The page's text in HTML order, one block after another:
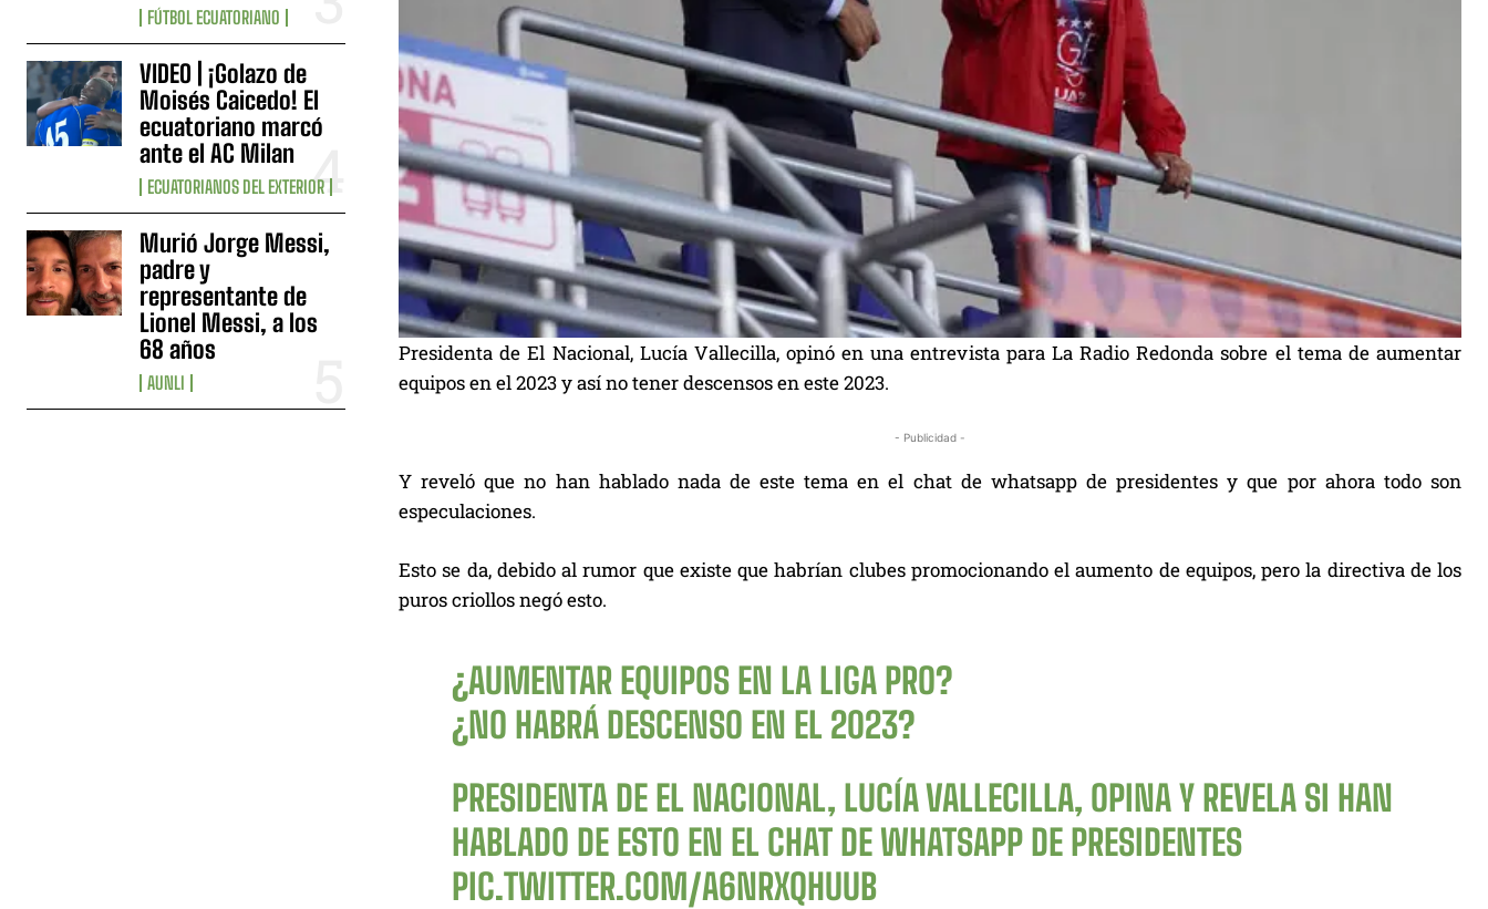
FÚTBOL ECUATORIANO
VIDEO | ¡Golazo de
Moisés Caicedo! El
ecuatoriano marcó
ante el AC Milan
ECUATORIANOS DEL EXTERIOR
Murió Jorge Messi,
padre y
representante de
Lionel Messi, a los
68 años
AUNLI
Presidenta de El Nacional, Lucía Vallecilla, opinó en una entrevista para La Radio Redonda sobre el tema de aumentar
equipos en el 2023 y así no tener descensos en este 2023.
- Publicidad -
Y reveló que no han hablado nada de este tema en el chat de whatsapp de presidentes y que por ahora todo son
especulaciones.
Esto se da, debido al rumor que existe que habrían clubes promocionando el aumento de equipos, pero la directiva de los
puros criollos negó esto.
¿AUMENTAR EQUIPOS EN LA LIGA PRO?
¿NO HABRÁ DESCENSO EN EL 2023?
PRESIDENTA DE EL NACIONAL, LUCÍA VALLECILLA, OPINA Y REVELA SI HAN
HABLADO DE ESTO EN EL CHAT DE WHATSAPP DE PRESIDENTES
PIC.TWITTER.COM/A6NRXQHUUB